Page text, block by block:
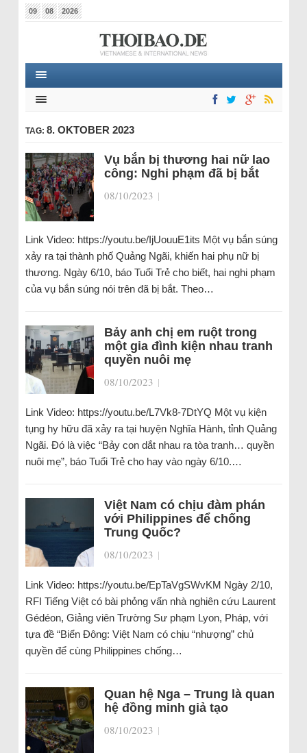
09 08 2026
TAG: 8. OKTOBER 2023
Vụ bắn bị thương hai nữ lao
công: Nghi phạm đã bị bắt
08/10/2023 |
Link Video: https://youtu.be/IjUouuE1its Một vụ bắn súng
xảy ra tại thành phố Quảng Ngãi, khiến hai phụ nữ bị
thương. Ngày 6/10, báo Tuổi Trẻ cho biết, hai nghi phạm
của vụ bắn súng nói trên đã bị bắt. Theo…
Bảy anh chị em ruột trong
một gia đình kiện nhau tranh
quyền nuôi mẹ
08/10/2023 |
Link Video: https://youtu.be/L7Vk8-7DtYQ Một vụ kiện
tụng hy hữu đã xảy ra tại huyện Nghĩa Hành, tỉnh Quảng
Ngãi. Đó là việc “Bảy con dắt nhau ra tòa tranh… quyền
nuôi mẹ”, báo Tuổi Trẻ cho hay vào ngày 6/10.…
Việt Nam có chịu đàm phán
với Philippines để chống
Trung Quốc?
08/10/2023 |
Link Video: https://youtu.be/EpTaVgSWvKM Ngày 2/10,
RFI Tiếng Việt có bài phỏng vấn nhà nghiên cứu Laurent
Gédéon, Giảng viên Trường Sư phạm Lyon, Pháp, với
tựa đề “Biển Đông: Việt Nam có chịu “nhượng” chủ
quyền để cùng Philippines chống…
Quan hệ Nga – Trung là quan
hệ đồng minh giả tạo
08/10/2023 |